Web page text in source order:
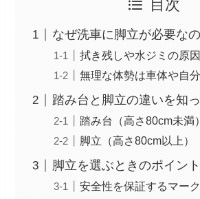
目次
なぜ洗車に脚立が必要な
拭き残しや水ジミの原
無理な体勢は車体や自
踏み台と脚立の違いを知
踏み台（高さ80cm未満）
脚立（高さ80cm以上）
脚立を選ぶときのポイント
安全性を保証するマー